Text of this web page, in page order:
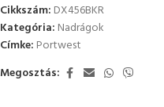
Cikkszám: DX456BKR
Kategória: Nadrágok
Címke: Portwest
Megosztás: